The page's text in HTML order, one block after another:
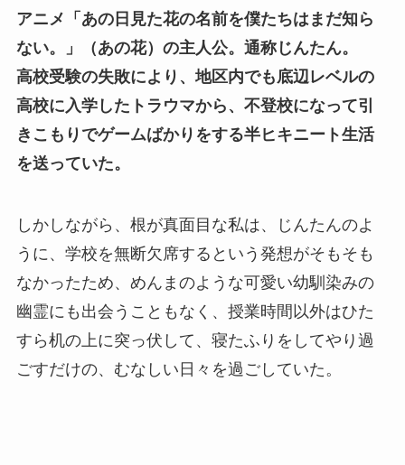
アニメ「あの日見た花の名前を僕たちはまだ知ら
ない。」（あの花）の主人公。通称じんたん。
高校受験の失敗により、地区内でも底辺レベルの
高校に入学したトラウマから、不登校になって引
きこもりでゲームばかりをする半ヒキニート生活
を送っていた。
しかしながら、根が真面目な私は、じんたんのよ
うに、学校を無断欠席するという発想がそもそも
なかったため、めんまのような可愛い幼馴染みの
幽霊にも出会うこともなく、授業時間以外はひた
すら机の上に突っ伏して、寝たふりをしてやり過
ごすだけの、むなしい日々を過ごしていた。